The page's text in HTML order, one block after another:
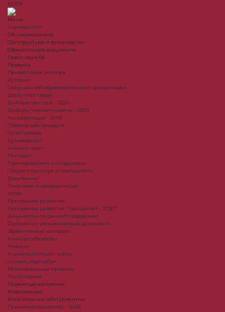
RUEN
Меню
Университет
Об университете
Оргструктура и руководство
Официальные документы
Пресс-служба
Проекты
Приветствие ректора
История
Сведения об образовательной организации
Доступная среда
Выборы ректора - 2024
Выборы Ученого совета – 2023
Аккредитация - 2019
Обращение граждан
Фотогалерея
Руководство
Ученый совет
Ректорат
Преподаватели и сотрудники
Общая структура университета
Документы
Лицензия и аккредитация
Устав
Программа развития
Программа развития "Приоритет - 2030"
Документы по самообследованию
Финансово-экономические документы
Эффективный контракт
Конкурсы/Выборы
Новости
Университетская газета
Скачать брендбук
Реализованные проекты
Поступление
Приемные кампании
Информация
Иностранным абитуриентам
Приемная кампания – 2026